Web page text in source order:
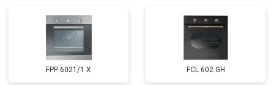
FPP 6021/1 X FCL 602 GH